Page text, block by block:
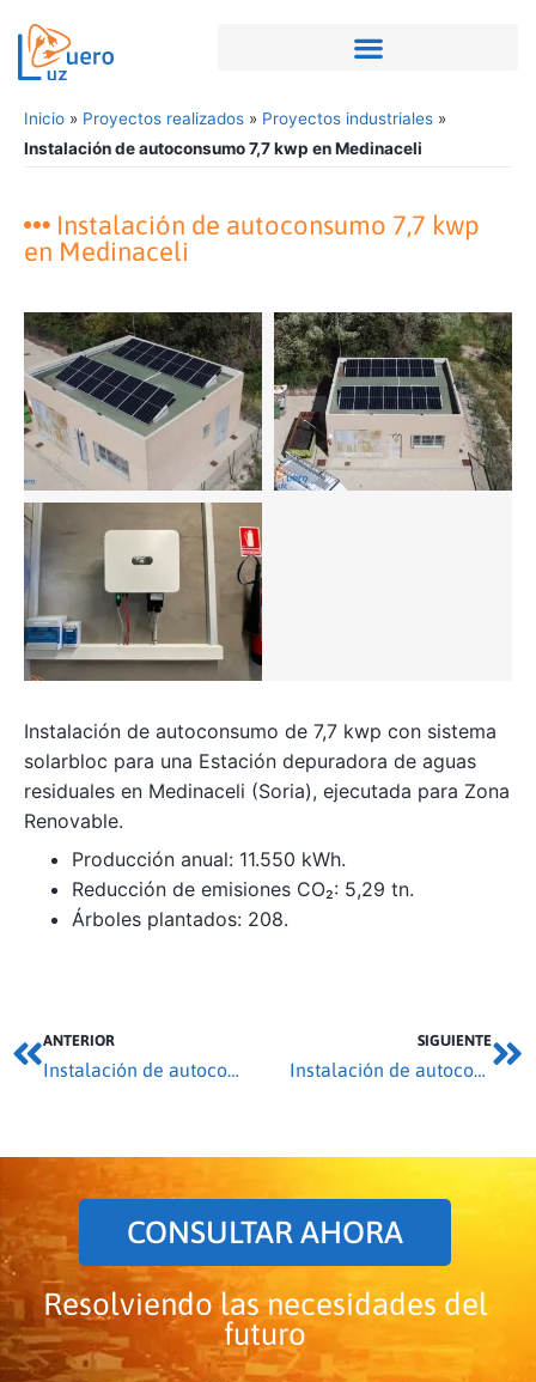
Inicio » Proyectos realizados » Proyectos industriales »
Instalación de autoconsumo 7,7 kwp en Medinaceli
Instalación de autoconsumo 7,7 kwp
en Medinaceli
Instalación de autoconsumo de 7,7 kwp con sistema
solarbloc para una Estación depuradora de aguas
residuales en Medinaceli (Soria), ejecutada para Zona
Renovable.
Producción anual: 11.550 kWh.
Reducción de emisiones CO₂: 5,29 tn.
Árboles plantados: 208.
ANTERIOR SIGUIENTE
CONSULTAR AHORA
Resolviendo las necesidades del
futuro